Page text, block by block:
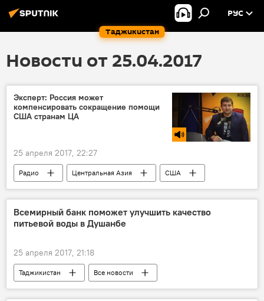
Таджикистан
РУС
Новости от 25.04.2017
Эксперт: Россия может
компенсировать сокращение помощи
США странам ЦА
25 апреля 2017, 22:27
Радио Центральная Азия
США
сокращение
Всемирный банк поможет улучшить качество
питьевой воды в Душанбе
25 апреля 2017, 21:18
Таджикистан
Все новости
Новости Душанбе